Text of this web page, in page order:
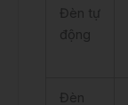
Đèn tự
động
Đèn